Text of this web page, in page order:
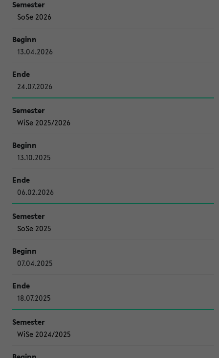
SoSe 2026
13.04.2026
24.07.2026
WiSe 2025/2026
13.10.2025
06.02.2026
SoSe 2025
07.04.2025
18.07.2025
WiSe 2024/2025